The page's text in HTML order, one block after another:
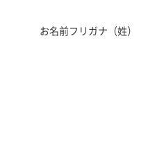
お名前フリガナ（姓）